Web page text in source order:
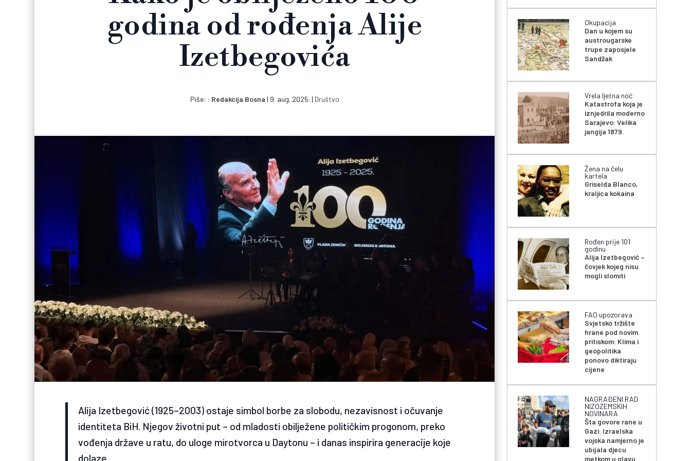
godina od rođenja Alije
Izetbegovića
Piše: Redakcija Bosna | 9. aug. 2025. | Društvo
Alija Izetbegović (1925–2003) ostaje simbol borbe za slobodu, nezavisnost i očuvanje
identiteta BiH. Njegov životni put – od mladosti obilježene političkim progonom, preko
vođenja države u ratu, do uloge mirotvorca u Daytonu – i danas inspirira generacije koje
dolaze.
Okupacija
Dan u kojem su
austrougarske
trupe zaposjele
Sandžak
Vrela ljetna noć
Katastrofa koja je
iznjedrila moderno
Sarajevo: Velika
jangija 1879.
Žena na čelu
kartela
Griselda Blanco,
kraljica kokaina
Rođen prije 101
godinu
Alija Izetbegović –
čovjek kojeg nisu
mogli slomiti
FAO upozorava
Svjetsko tržište
hrane pod novim
pritiskom: Klima i
geopolitika
ponovo diktiraju
cijene
NAGRAĐENI RAD
NIZOZEMSKIH
NOVINARA
Šta govore rane u
Gazi: Izraelska
vojska namjerno je
ubijala djecu
metkom u glavu